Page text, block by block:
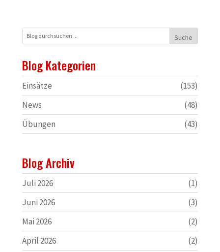
Blog Kategorien
Einsätze
(153)
News
(48)
Übungen
(43)
Blog Archiv
Juli 2026
(1)
Juni 2026
(3)
Mai 2026
(2)
April 2026
(2)